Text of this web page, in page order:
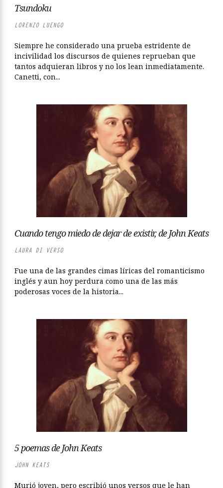
Tsundoku
LORENZO LUENGO
Siempre he considerado una prueba estridente de
incivilidad los discursos de quienes reprueban que
tantos adquieran libros y no los lean inmediatamente.
Canetti, con...
Cuando tengo miedo de dejar de existir, de John Keats
LAURA DI VERSO
Fue una de las grandes cimas líricas del romanticismo
inglés y aun hoy perdura como una de las más
poderosas voces de la historia...
5 poemas de John Keats
JOHN KEATS
Murió joven, pero escribió unos versos que le han